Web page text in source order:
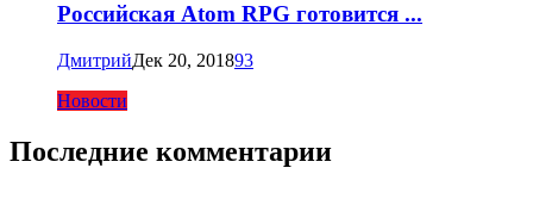
Российская Atom RPG готовится ...
ДмитрийДек 20, 201893
Новости
Последние комментарии